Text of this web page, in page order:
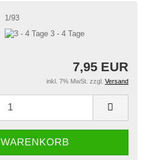
1/93
3 - 4 Tage
7,95 EUR
inkl. 7% MwSt. zzgl. Versand